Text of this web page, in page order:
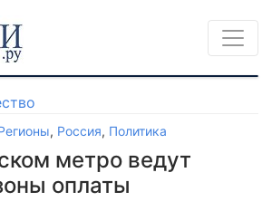
, Россия, Политика
метро ведут
оплаты